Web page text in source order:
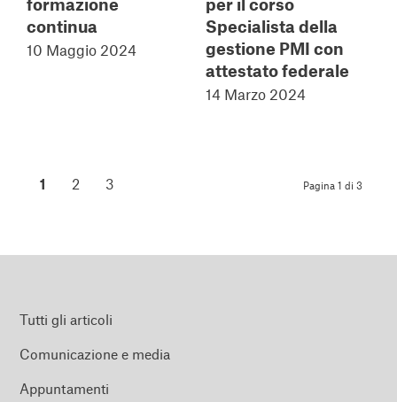
formazione
continua
10 Maggio 2024
per il corso
Specialista della
gestione PMI con
attestato federale
14 Marzo 2024
Pagina 1 di 3
1 2 3
Tutti gli articoli
Comunicazione e media
Appuntamenti